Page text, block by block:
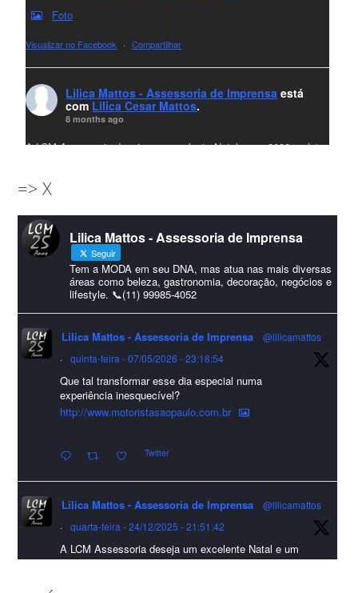
Foto
Visualizar no Facebook · Compartilhar
Lilica Mattos - Assessoria de Imprensa está
com Lilica Cesar Mattos.
8 months ago
A LCM Assessoria deseja um excelente Natal e um 2026 repleto
amigos que sempre nos acompanham!🎄✨🥂❤️
#lcmassessoriassessoria#natal #merrychristmas #felizanonovo
#HappyNewYear
Foto
Visualizar no Facebook · Compartilhar
Lilica Mattos - Assessoria de Imprensa
9 months ago
A Abrafas - Associação Brasileira de Fibras Artificiais e
Sintéticas foi destaque na Revista Química e Derivados, na
incertezas do mercado global".
Confira detalhes 🗞📰📈
#sustentabilidade #FibrasSintéticas #EconomiaCircular #Abrafas
#IndústriaTêxtil
Foto
Visualizar no Facebook
=> X
Lilica Mattos - Assessoria de Imprensa
Seguir
Tem a MODA em seu DNA, mas atua nas mais diversas
áreas como beleza, gastronomia, decoração, negócios e
lifestyle. 📞(11) 99985-4052
Lilica Mattos - Assessoria de Imprensa
@lilicamattos
·
quinta-feira - 07/05/2026 - 23:18:54
Que tal transformar esse dia especial numa
experiência inesquecível?
http://www.motoristasaopaulo.com.br
Twitter
Lilica Mattos - Assessoria de Imprensa
@lilicamattos
·
quarta-feira - 24/12/2025 - 21:51:42
A LCM Assessoria deseja um excelente Natal e um
2026 repleto de conquistas e realizações para todos